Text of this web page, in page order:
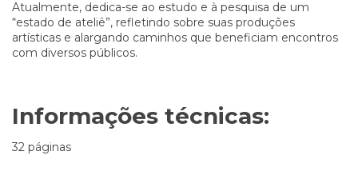
Atualmente, dedica-se ao estudo e à pesquisa de um
“estado de ateliê”, refletindo sobre suas produções
artísticas e alargando caminhos que beneficiam encontros
com diversos públicos.
Informações técnicas:
32 páginas